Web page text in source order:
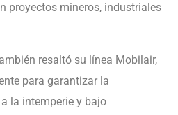
proyectos mineros, industriales
resaltó su línea Mobilair,
para garantizar la
la intemperie y bajo